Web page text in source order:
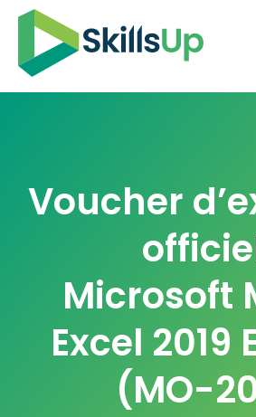
Voucher
Microsoft
Excel 2019
(MO-